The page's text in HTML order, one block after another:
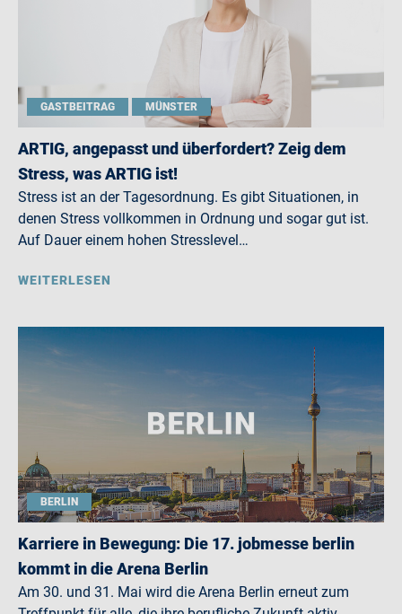
GASTBEITRAG MÜNSTER
ARTIG, angepasst und überfordert? Zeig dem
Stress, was ARTIG ist!
Stress ist an der Tagesordnung. Es gibt Situationen, in
denen Stress vollkommen in Ordnung und sogar gut ist.
Auf Dauer einem hohen Stresslevel…
WEITERLESEN
BERLIN
Karriere in Bewegung: Die 17. jobmesse berlin
kommt in die Arena Berlin
Am 30. und 31. Mai wird die Arena Berlin erneut zum